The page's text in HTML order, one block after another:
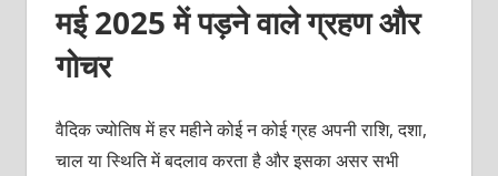
मई 2025 में पड़ने वाले ग्रहण और
गोचर
वैदिक ज्योतिष में हर महीने कोई न कोई ग्रह अपनी राशि, दशा,
चाल या स्थिति में बदलाव करता है और इसका असर सभी